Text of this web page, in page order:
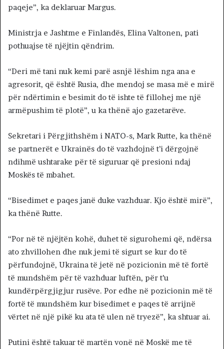
paqeje”, ka deklaruar Margus.
Ministrja e Jashtme e Finlandës, Elina Valtonen, pati
pothuajse të njëjtin qëndrim.
“Deri më tani nuk kemi parë asnjë lëshim nga ana e
agresorit, që është Rusia, dhe mendoj se masa më e mirë
për ndërtimin e besimit do të ishte të fillohej me një
armëpushim të plotë”, u ka thënë ajo gazetarëve.
Sekretari i Përgjithshëm i NATO-s, Mark Rutte, ka thënë
se partnerët e Ukrainës do të vazhdojnë t’i dërgojnë
ndihmë ushtarake për të siguruar që presioni ndaj
Moskës të mbahet.
“Bisedimet e paqes janë duke vazhduar. Kjo është mirë”,
ka thënë Rutte.
“Por në të njëjtën kohë, duhet të sigurohemi që, ndërsa
ato zhvillohen dhe nuk jemi të sigurt se kur do të
përfundojnë, Ukraina të jetë në pozicionin më të fortë
të mundshëm për të vazhduar luftën, për t’u
kundërpërgjigjur rusëve. Por edhe në pozicionin më të
fortë të mundshëm kur bisedimet e paqes të arrijnë
vërtet në një pikë ku ata të ulen në tryezë”, ka shtuar ai.
Putini është takuar të martën vonë në Moskë me të